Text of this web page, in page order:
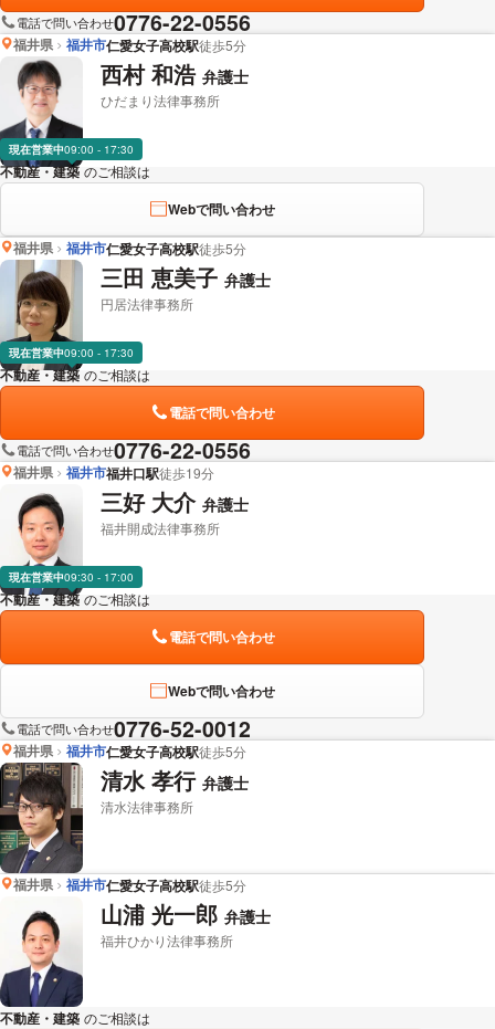
電話で問い合わせ0776-22-0556
福井県 福井市仁愛女子高校駅徒歩5分
西村 和浩 弁護士
ひだまり法律事務所
現在営業中09:00 - 17:30
不動産・建築 のご相談は
Webで問い合わせ
福井県
福井市仁愛女子高校駅徒歩5分
三田 恵美子 弁護士
円居法律事務所
現在営業中09:00 - 17:30
不動産・建築 のご相談は
電話で問い合わせ
電話で問い合わせ0776-22-0556
福井県 福井市福井口駅徒歩19分
三好 大介 弁護士
福井開成法律事務所
現在営業中09:30 - 17:00
不動産・建築 のご相談は
電話で問い合わせ
Webで問い合わせ
電話で問い合わせ0776-52-0012
福井県 福井市仁愛女子高校駅徒歩5分
清水 孝行 弁護士
清水法律事務所
福井県 福井市仁愛女子高校駅徒歩5分
山浦 光一郎 弁護士
福井ひかり法律事務所
不動産・建築 のご相談は